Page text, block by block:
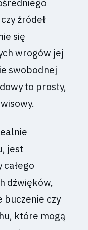
źródeł
się
wrogów jej
swobodnej
to prosty,
jest
dźwięków,
buczenie czy
które mogą